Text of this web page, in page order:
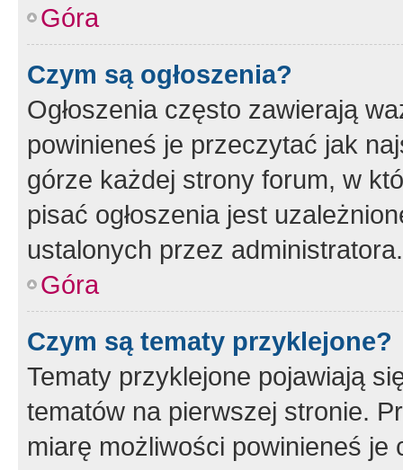
Góra
Czym są ogłoszenia?
Ogłoszenia często zawierają
powinieneś je przeczytać jak
górze każdej strony forum, w
pisać ogłoszenia jest
ustalonych przez administratora.
Góra
Czym są tematy przyklejone?
Tematy przyklejone pojawiają
tematów na pierwszej stronie.
miarę możliwości powinieneś je